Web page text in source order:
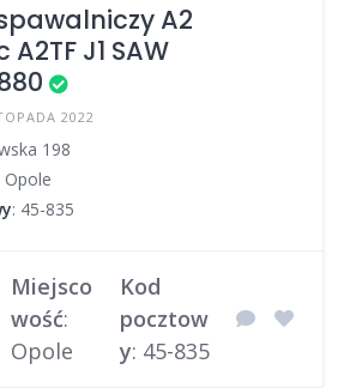
A2
J1 SAW
2022
198
Opole
: 45-835
Miejsco
wość:
Opole
Kod
pocztow
y: 45-835